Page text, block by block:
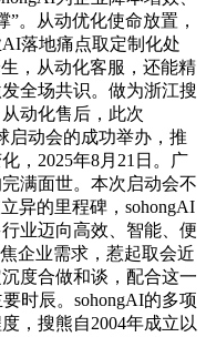
。从动优化使命放置，
落地痛点取定制化处
，从动化客服，还能精
全场共识。做为浙江搜
动化售后，此次
启动会的成功举办，推
，2025年8月21日。广
满面世。本次启动会不
异的里程碑，sohongAI
业迈向高效、智能、便
企业需求，惹起取会近
度合做和谈，配合这一
时辰。sohongAI的多项
，搜熊自2004年成立以